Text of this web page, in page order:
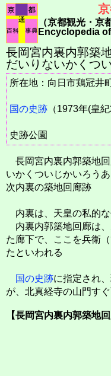
（京都観光・京
Encyclopedia
長岡宮内裏内郭築
だいりないかくつ
所在地：向日市鶏冠
国の史跡 （1973年(皇
史跡公園
長岡宮内裏内郭築地
いかくついじかいろうあ
次内裏の築地回廊跡
内裏は、天皇の私的
内裏内郭築地回廊は
た廊下で、ここを兵衛
たといわれる
国の史跡に指定され
が、北真経寺の山門す
【長岡宮内裏内郭築地